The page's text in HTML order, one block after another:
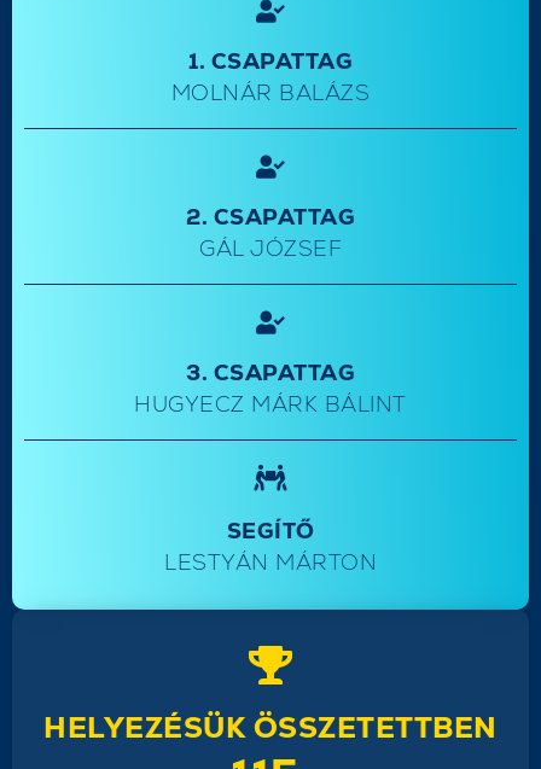
1. CSAPATTAG
MOLNÁR BALÁZS
2. CSAPATTAG
GÁL JÓZSEF
3. CSAPATTAG
HUGYECZ MÁRK BÁLINT
SEGÍTŐ
LESTYÁN MÁRTON
HELYEZÉSÜK ÖSSZETETTBEN